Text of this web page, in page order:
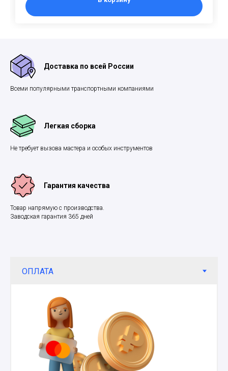
Доставка по всей России
Всеми популярными транспортными компаниями
Легкая сборка
Не требует вызова мастера и особых инструментов
Гарантия качества
Товар напрямую с производства.
Заводская гарантия 365 дней